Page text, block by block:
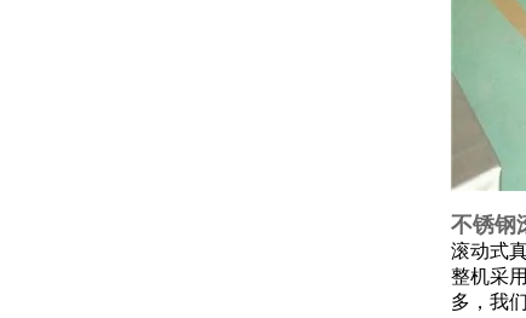
不锈钢
滚动式
整机采
多，我